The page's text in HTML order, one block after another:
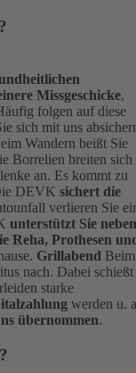
Missgeschicke,
folgen auf diese
sich mit uns
Wandern beißt Sie
Borrelien breiten sich
an. Es kommt zu
DEVK sichert die
verlieren Sie
unterstützt Sie neben
Reha, Prothesen
Grillabend Beim
nach. Dabei schießt
starke
werden u.
übernommen.